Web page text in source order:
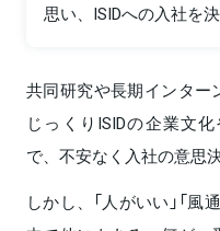
思い、ISIDへの入社を決
共同研究や長期インター
じっくりISIDの企業文
で、不安なく入社の意思
しかし、「人がいい」「